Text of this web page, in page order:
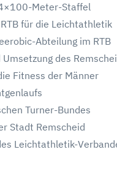
Meter-Staffel
für die Leichtathletik
Abteilung im RTB
des
Fitness der Männer
Turner-Bundes
Stadt Remscheid
Leichtathletik-